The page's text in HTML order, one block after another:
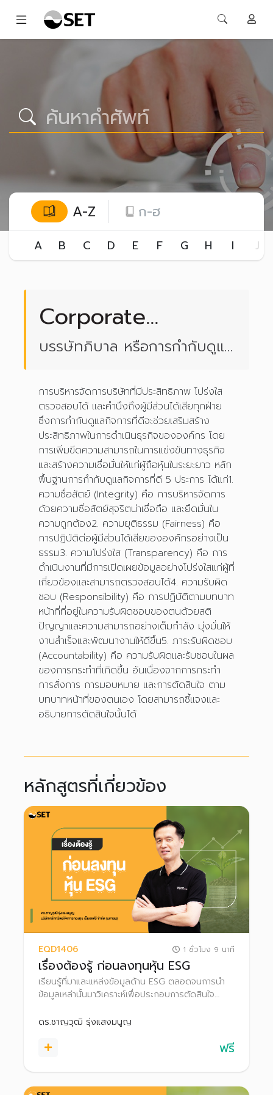
A-Z ก-ฮ
A B C D E F G H I J
Corporate
Governance
บรรษัทภิบาล หรือการกำกับดูแล
การบริหารจัดการบริษัทที่มีประสิทธิภาพ โปร่งใส
ตรวจสอบได้ และคำนึงถึงผู้มีส่วนได้เสียทุกฝ่าย
ซึ่งการกำกับดูแลกิจการที่ดีจะช่วยเสริมสร้าง
ประสิทธิภาพในการดำเนินธุรกิจขององค์กร โดย
การเพิ่มขีดความสามารถในการแข่งขันทางธุรกิจ
และสร้างความเชื่อมั่นให้แก่ผู้ถือหุ้นในระยะยาว หลัก
พื้นฐานการกำกับดูแลกิจการที่ดี 5 ประการ ได้แก่1.
ความซื่อสัตย์ (Integrity) คือ การบริหารจัดการ
ด้วยความซื่อสัตย์สุจริตน่าเชื่อถือ และยึดมั่นใน
ความถูกต้อง2. ความยุติธรรม (Fairness) คือ
การปฏิบัติต่อผู้มีส่วนได้เสียขององค์กรอย่างเป็น
ธรรม3. ความโปร่งใส (Transparency) คือ การ
ดำเนินงานที่มีการเปิดเผยข้อมูลอย่างโปร่งใสแก่ผู้ที่
เกี่ยวข้องและสามารถตรวจสอบได้4. ความรับผิด
ชอบ (Responsibility) คือ การปฏิบัติตามบทบาท
หน้าที่ที่อยู่ในความรับผิดชอบของตนด้วยสติ
ปัญญาและความสามารถอย่างเต็มกำลัง มุ่งมั่นให้
งานสำเร็จและพัฒนางานให้ดีขึ้น5. ภาระรับผิดชอบ
(Accountability) คือ ความรับผิดและรับชอบในผล
ของการกระทำที่เกิดขึ้น อันเนื่องจากการกระทำ
การสั่งการ การมอบหมาย และการตัดสินใจ ตาม
บทบาทหน้าที่ของตนเอง โดยสามารถชี้แจงและ
อธิบายการตัดสินใจนั้นได้
หลักสูตรที่เกี่ยวข้อง
EQD1406 1 ชั่วโมง 9 นาที
เรื่องต้องรู้ ก่อนลงทุนหุ้น ESG
เรียนรู้ที่มาและแหล่งข้อมูลด้าน ESG ตลอดจนการนำ
ข้อมูลเหล่านั้นมาวิเคราะห์เพื่อประกอบการตัดสินใจ
ดร.ชาญวุฒิ รุ่งแสงมนูญ
ฟรี